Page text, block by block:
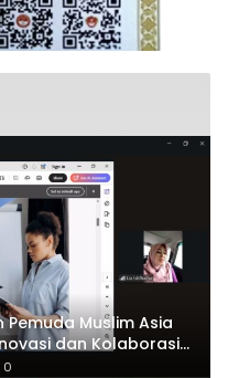
Muslim Asia
dan Kolaborasi
0